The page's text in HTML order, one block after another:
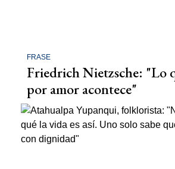
FRASE
Friedrich Nietzsche: "Lo
por amor acontece"